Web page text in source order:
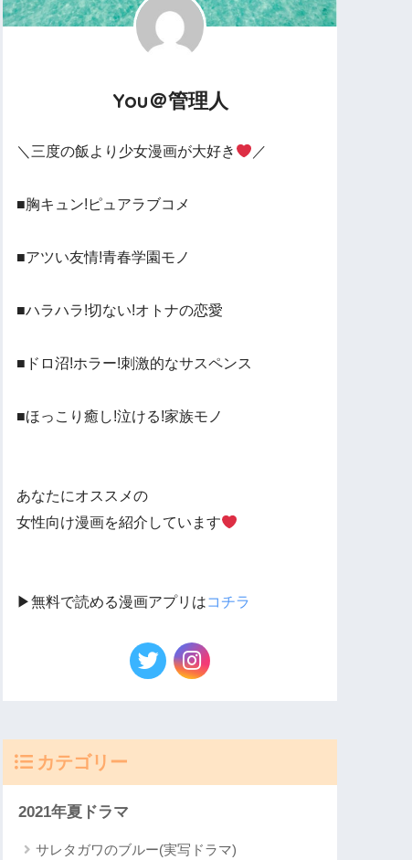
You＠管理人
＼三度の飯より少女漫画が大好き ／
■胸キュン!ピュアラブコメ
■アツい友情!青春学園モノ
■ハラハラ!切ない!オトナの恋愛
■ドロ沼!ホラー!刺激的なサスペンス
■ほっこり癒し!泣ける!家族モノ
あなたにオススメの
女性向け漫画を紹介しています
▶︎無料で読める漫画アプリはコチラ
カテゴリー
2021年夏ドラマ
サレタガワのブルー(実写ドラマ)